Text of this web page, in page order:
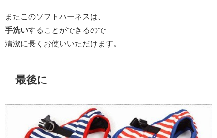
またこのソフトハーネスは、
手洗いすることができるので
清潔に長くお使いいただけます。
最後に